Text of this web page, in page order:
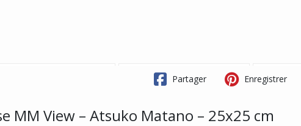
Partager Enregistrer
MM View – Atsuko Matano – 25x25 cm